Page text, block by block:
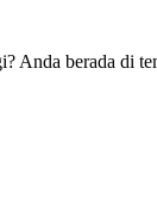
Anda berada di